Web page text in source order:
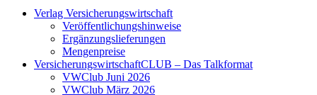
Verlag Versicherungswirtschaft
Veröffentlichungshinweise
Ergänzungslieferungen
Mengenpreise
VersicherungswirtschaftCLUB – Das Talkformat
VWClub Juni 2026
VWClub März 2026